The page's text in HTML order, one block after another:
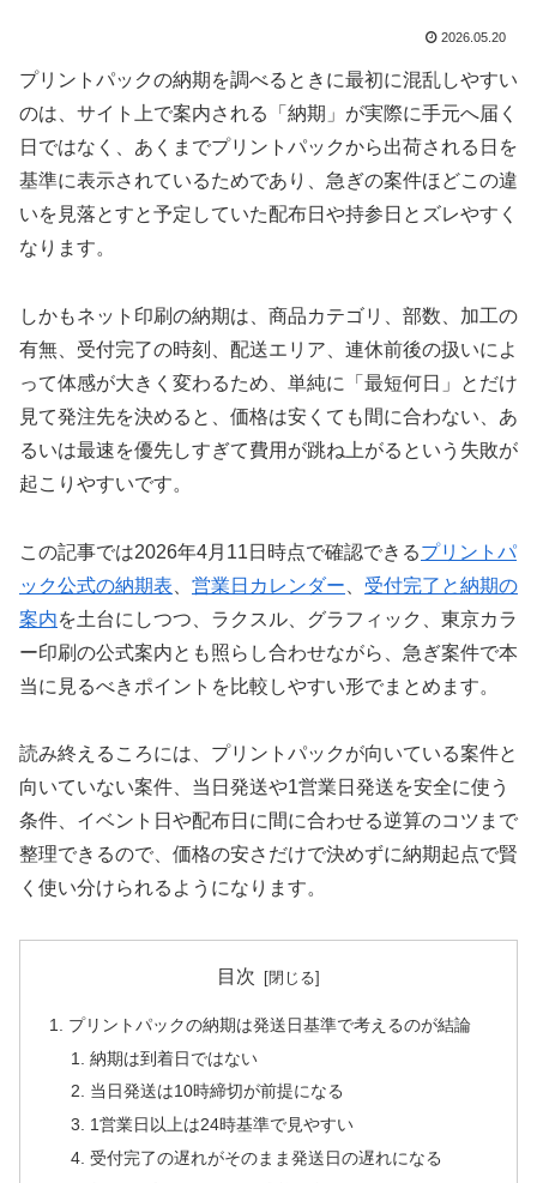
2026.05.20
プリントパックの納期を調べるときに最初に混乱しやすい
のは、サイト上で案内される「納期」が実際に手元へ届く
日ではなく、あくまでプリントパックから出荷される日を
基準に表示されているためであり、急ぎの案件ほどこの違
いを見落とすと予定していた配布日や持参日とズレやすく
なります。
しかもネット印刷の納期は、商品カテゴリ、部数、加工の
有無、受付完了の時刻、配送エリア、連休前後の扱いによ
って体感が大きく変わるため、単純に「最短何日」とだけ
見て発注先を決めると、価格は安くても間に合わない、あ
るいは最速を優先しすぎて費用が跳ね上がるという失敗が
起こりやすいです。
この記事では2026年4月11日時点で確認できるプリントパ
ック公式の納期表
営業日カレンダー
受付完了と納期の
案内を土台にしつつ、ラクスル、グラフィック、東京カラ
ー印刷の公式案内とも照らし合わせながら、急ぎ案件で本
当に見るべきポイントを比較しやすい形でまとめます。
読み終えるころには、プリントパックが向いている案件と
向いていない案件、当日発送や1営業日発送を安全に使う
条件、イベント日や配布日に間に合わせる逆算のコツまで
整理できるので、価格の安さだけで決めずに納期起点で賢
く使い分けられるようになります。
目次
プリントパックの納期は発送日基準で考えるのが結論
納期は到着日ではない
当日発送は10時締切が前提になる
1営業日以上は24時基準で見やすい
受付完了の遅れがそのまま発送日の遅れになる